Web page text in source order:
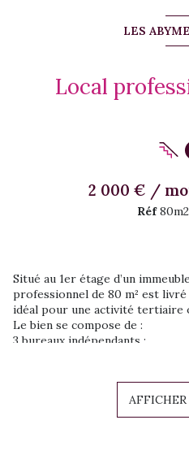
LES
2 000 € /
Réf
Situé au 1er étage d’un
professionnel de 80 m² est
idéal pour une activité tertiaire
Le bien se compose de :
3 bureaux indépendants :
Une salle d’attente / accueil
Un bloc sanitaire PMR
Local de standing bénéficiant